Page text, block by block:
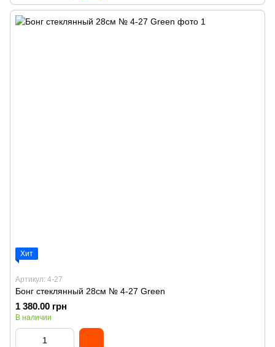
Хит
Артикул: 4-27
Бонг стеклянный 28см № 4-27 Green
1 380.00 грн
В наличии